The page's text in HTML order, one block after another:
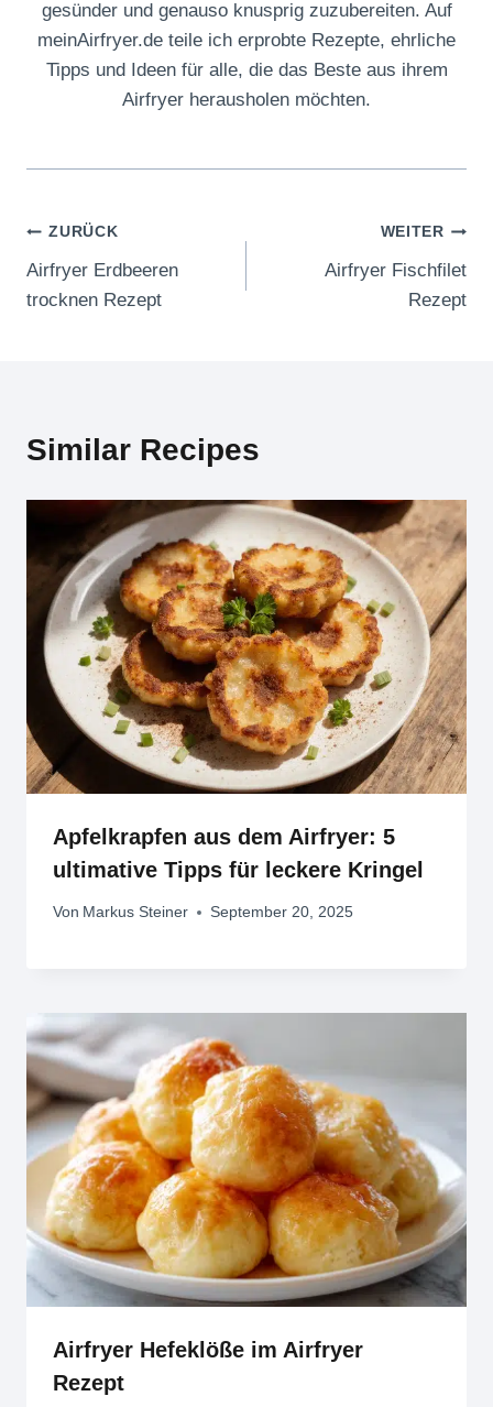
gesünder und genauso knusprig zuzubereiten. Auf
meinAirfryer.de teile ich erprobte Rezepte, ehrliche
Tipps und Ideen für alle, die das Beste aus ihrem
Airfryer herausholen möchten.
Beitragsnavigation
ZURÜCK
Airfryer Erdbeeren
trocknen Rezept
WEITER
Airfryer Fischfilet
Rezept
Similar Recipes
Apfelkrapfen aus dem Airfryer: 5
ultimative Tipps für leckere Kringel
Von Markus Steiner September 20, 2025
Airfryer Hefeklöße im Airfryer
Rezept